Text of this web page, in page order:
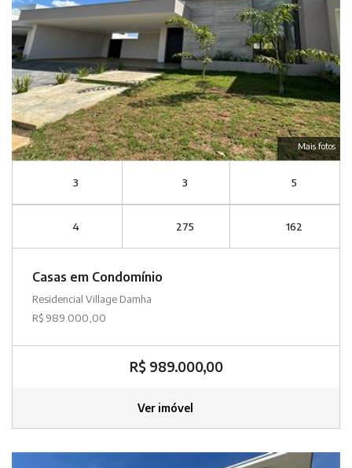
Mais fotos
3 3 5
4 275 162
Casas em Condomínio
Residencial Village Damha
R$ 989.000,00
R$ 989.000,00
Ver imóvel